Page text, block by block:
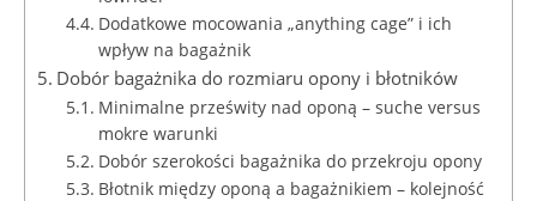
Dodatkowe mocowania „anything cage” i ich
wpływ na bagażnik
Dobór bagażnika do rozmiaru opony i błotników
Minimalne prześwity nad oponą – suche versus
mokre warunki
Dobór szerokości bagażnika do przekroju opony
Błotnik między oponą a bagażnikiem – kolejność